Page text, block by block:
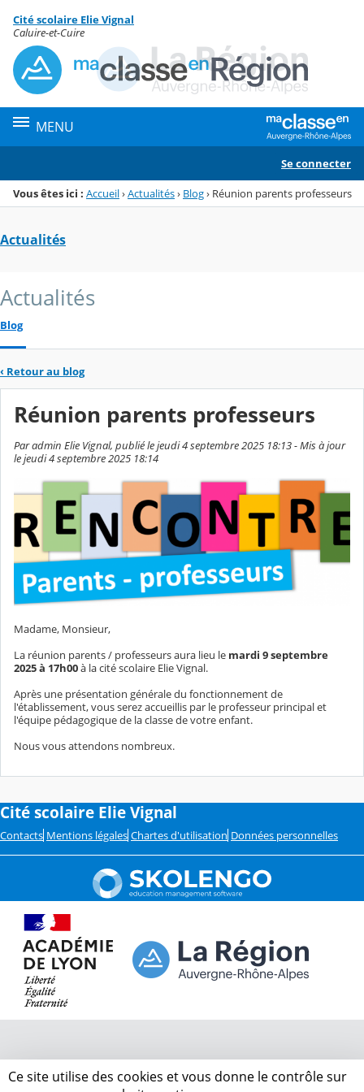
Menu de la rubrique
Contenu
Cité scolaire Elie Vignal
Caluire-et-Cuire
MENU
Se connecter
Vous êtes ici : Accueil›Actualités› Blog› Réunion parents professeurs
Actualités
Actualités
Blog
‹ Retour au blog
Réunion parents professeurs
Par admin Elie Vignal, publié le jeudi 4 septembre 2025 18:13 - Mis à jour
le jeudi 4 septembre 2025 18:14
Madame, Monsieur,
La réunion parents / professeurs aura lieu le mardi 9 septembre
2025 à 17h00à la cité scolaire Elie Vignal.
Après une présentation générale du fonctionnement de
l'établissement, vous serez accueillis par le professeur principal et
l'équipe pédagogique de la classe de votre enfant.
Nous vous attendons nombreux.
Cité scolaire Elie Vignal
Contacts Mentions légales Chartes d'utilisation Données personnelles
Ce site utilise des cookies et vous donne le contrôle sur